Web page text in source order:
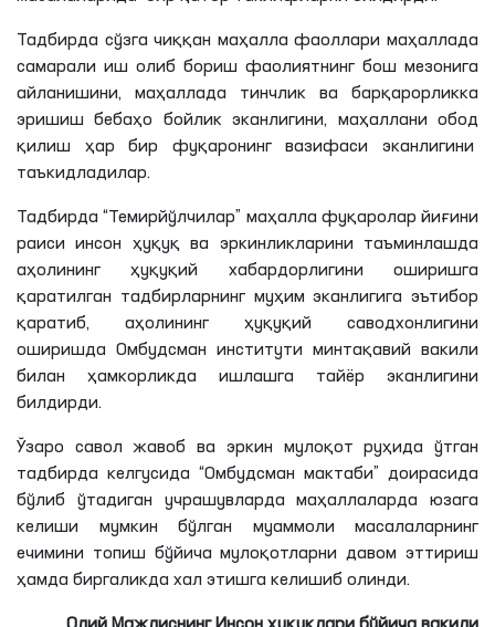
Тадбирда сўзга чиққан маҳалла фаоллари маҳаллада
самарали иш олиб бориш фаолиятнинг бош мезонига
айланишини, маҳаллада тинчлик ва барқарорликка
эришиш бебаҳо бойлик эканлигини, маҳаллани обод
қилиш ҳар бир фуқаронинг вазифаси эканлигини
таъкидладилар.
Тадбирда“Темирйўлчилар” маҳалла фуқаролар йиғини
раиси инсон ҳуқуқ ва эркинликларини таъминлашда
аҳолининг ҳуқуқий хабардорлигини оширишга
қаратилган тадбирларнинг муҳим эканлигига эътибор
қаратиб, аҳолининг ҳуқуқий саводхонлигини
оширишда Омбудсман институти минтақавий вакили
билан ҳамкорликда ишлашга тайёр эканлигини
билдирди.
Ўзаро савол жавоб ва эркин мулоқот руҳида ўтган
тадбирда келгусида “Омбудсман мактаби” доирасида
бўлиб ўтадиган учрашувларда маҳаллаларда юзага
келиши мумкин бўлган муаммоли масалаларнинг
ечимини топиш бўйича мулоқотларни давом эттириш
ҳамда биргаликда хал этишга келишиб олинди.